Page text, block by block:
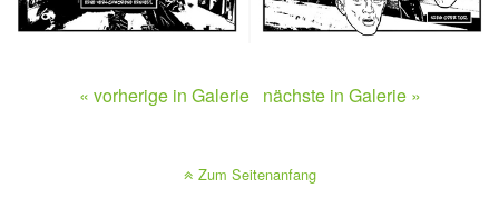
« vorherige in Galerie nächste in Galerie »
Zum Seitenanfang